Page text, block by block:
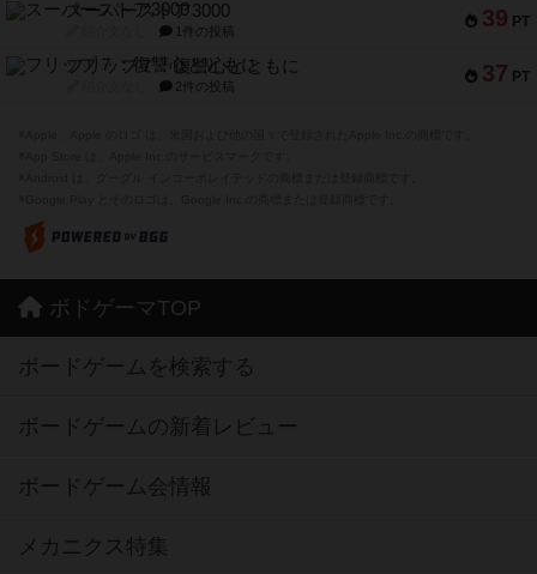
39 PT
スーパーストア3000
1件の投稿
37 PT
フリップ７：復讐心とともに
2件の投稿
ボドゲーマTOP
ボードゲームを検索する
ボードゲームの新着レビュー
ボードゲーム会情報
メカニクス特集